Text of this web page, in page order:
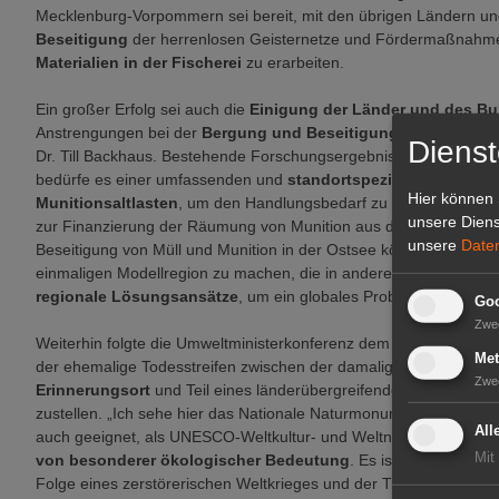
Mecklenburg-Vorpommern sei bereit, mit den übrigen Ländern
Beseitigung der herrenlosen Geisternetze und
Materialien in der Fischerei zu erarbeiten.
Ein großer Erfolg sei auch die Einigung der Länder und des
Anstrengungen bei der Bergung und Beseitigung von
Dr. Till Backhaus. Bestehende Forschungsergebnisse müssten
bedürfe es einer umfassenden und standortspezifischen
Munitionsaltlasten , um den Handlungsbedarf zu priorisieren.
zur Finanzierung der Räumung von Munition aus dem Meer
Beseitigung von Müll und Munition in der Ostsee können die
einmaligen Modellregion zu machen, die in andere Regionen
regionale Lösungsansätze , um ein globales Problem zu lösen.“
Weiterhin folgte die Umweltministerkonferenz dem Vorschlag
der ehemalige Todesstreifen zwischen der damaligen DDR und
Erinnerungsort und Teil eines länderübergreifenden
zustellen. „Ich sehe hier das Nationale Naturmonument als
auch geeignet, als UNESCO-Weltkultur- und Weltnaturerbe
von besonderer ökologischer Bedeutung . Es ist auch ein
Folge eines zerstörerischen Weltkrieges und der Trennung
Hier können
unsere
unsere
Mit